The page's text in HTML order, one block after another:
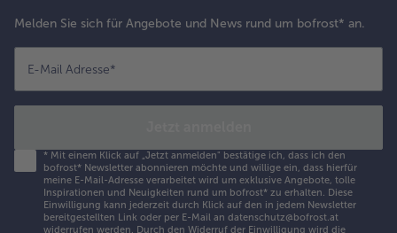
Melden Sie sich für Angebote und News rund um bofrost* an.
E-Mail Adresse*
* Mit einem Klick auf „Jetzt anmelden" bestätige ich, dass ich den
bofrost* Newsletter abonnieren möchte und willige ein, dass hierfür
meine E-Mail-Adresse verarbeitet wird um exklusive Angebote, tolle
Inspirationen und Neuigkeiten rund um bofrost* zu erhalten. Diese
Einwilligung kann jederzeit durch Klick auf den in jedem Newsletter
bereitgestellten Link oder per E-Mail an datenschutz@bofrost.at
widerrufen werden. Durch den Widerruf der Einwilligung wird die